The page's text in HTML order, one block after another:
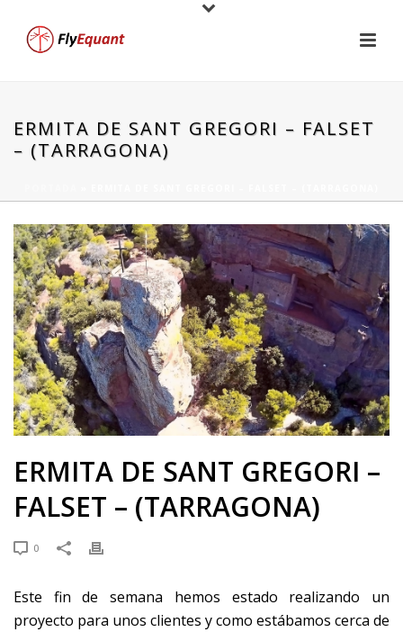
ERMITA DE SANT GREGORI – FALSET
– (TARRAGONA)
ERMITA DE SANT GREGORI –
FALSET – (TARRAGONA)
0
Este fin de semana hemos estado realizando un
proyecto para unos clientes y como estábamos cerca de